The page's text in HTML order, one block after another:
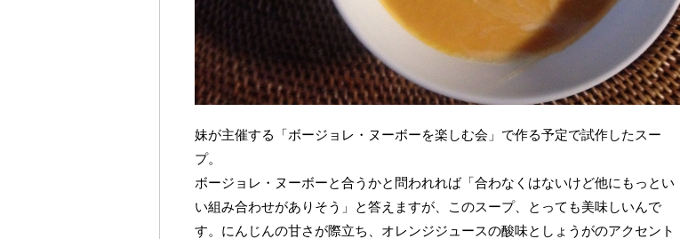
妹が主催する「ボージョレ・ヌーボーを楽しむ会」で作る予定で試作したスー
プ。
ボージョレ・ヌーボーと合うかと問われれば「合わなくはないけど他にもっとい
い組み合わせがありそう」と答えますが、このスープ、とっても美味しいんで
す。にんじんの甘さが際立ち、オレンジジュースの酸味としょうがのアクセント